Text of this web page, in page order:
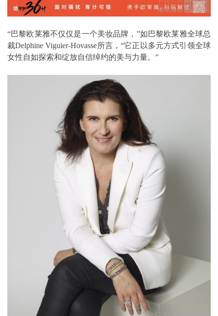
“巴黎欧莱雅不仅仅是一个美妆品牌，”如巴黎欧莱雅全球总
裁Delphine Viguier-Hovasse所言，“它正以多元方式引领全球
女性自如探索和绽放自信绰约的美与力量。”